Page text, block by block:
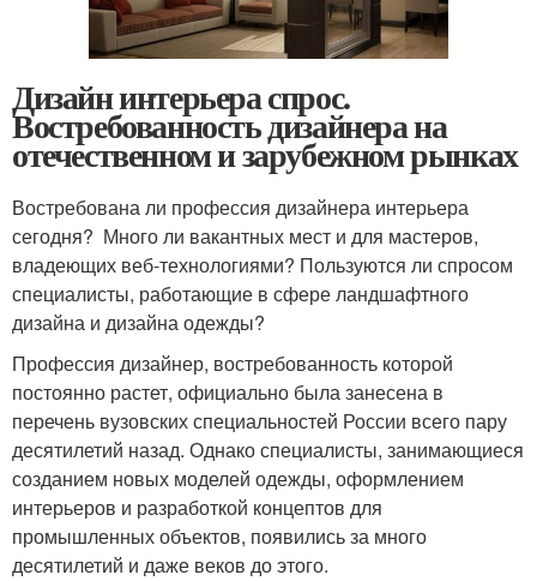
Дизайн интерьера спрос.
Востребованность дизайнера на
отечественном и зарубежном рынках
Востребована ли профессия дизайнера интерьера
сегодня? Много ли вакантных мест и для мастеров,
владеющих веб-технологиями? Пользуются ли спросом
специалисты, работающие в сфере ландшафтного
дизайна и дизайна одежды?
Профессия дизайнер, востребованность которой
постоянно растет, официально была занесена в
перечень вузовских специальностей России всего пару
десятилетий назад. Однако специалисты, занимающиеся
созданием новых моделей одежды, оформлением
интерьеров и разработкой концептов для
промышленных объектов, появились за много
десятилетий и даже веков до этого.